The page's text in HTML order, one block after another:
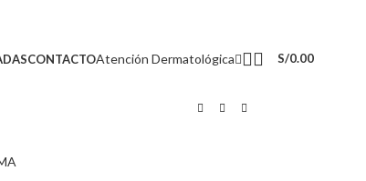
CONTACTOAtención Dermatológica S/0.00